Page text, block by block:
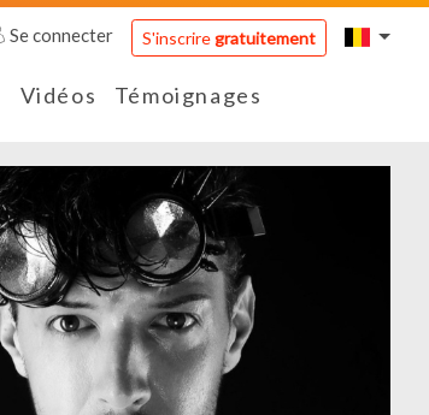
Se connecter S'inscriregratuitement
Vidéos Témoignages